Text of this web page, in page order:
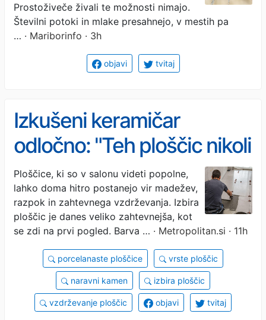
Prostoživeče živali te možnosti nimajo.
Številni potoki in mlake presahnejo, v mestih pa
… · Mariborinfo · 3h
objavi tvitaj
Izkušeni keramičar
odločno: "Teh ploščic nikoli
ne bi položil v svojem
domu," opiše tudi razloge,
ki stojijo za njegovimi
besedami
Ploščice, ki so v salonu videti popolne,
lahko doma hitro postanejo vir madežev,
razpok in zahtevnega vzdrževanja. Izbira
ploščic je danes veliko zahtevnejša, kot
se zdi na prvi pogled. Barva … · Metropolitan.si · 11h
porcelanaste ploščice vrste ploščic
naravni kamen izbira ploščic
vzdrževanje ploščic objavi tvitaj